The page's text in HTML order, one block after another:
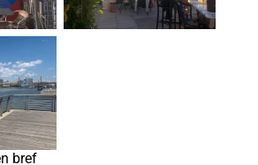
bref